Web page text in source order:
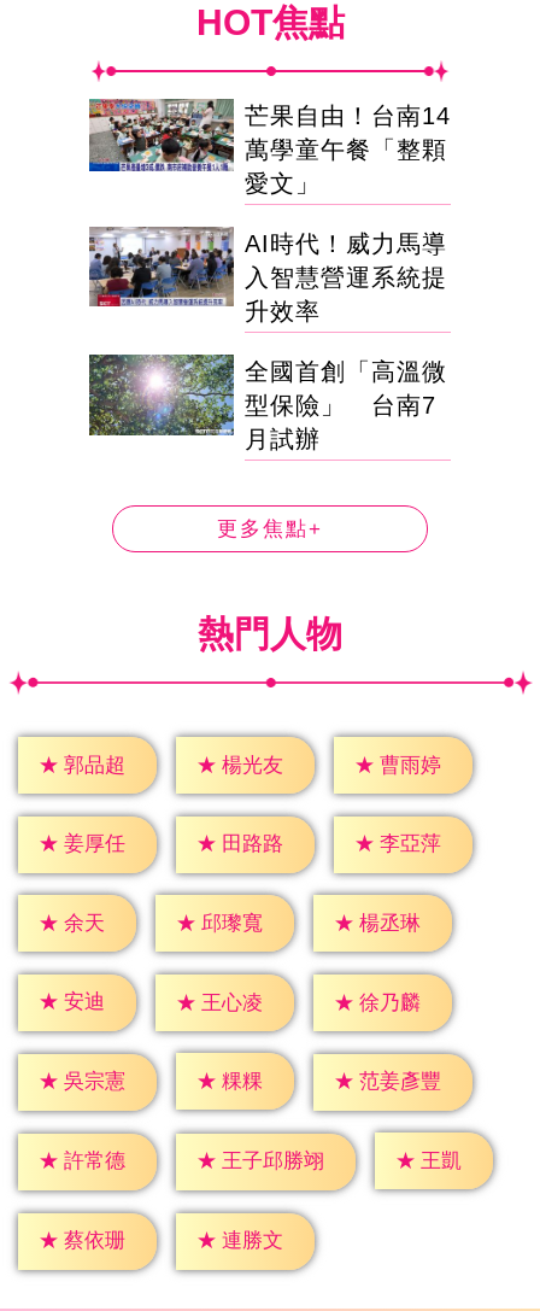
HOT焦點
芒果自由！台南14
萬學童午餐「整顆
愛文」
AI時代！威力馬導
入智慧營運系統提
升效率
全國首創「高溫微
型保險」 台南7
月試辦
更多焦點+
熱門人物
★ 郭品超 ★ 楊光友 ★ 曹雨婷
★ 姜厚任 ★ 田路路 ★ 李亞萍
★ 余天 ★ 邱瓈寬 ★ 楊丞琳
★ 安迪 ★ 王心凌 ★ 徐乃麟
★ 吳宗憲 ★ 粿粿 ★ 范姜彥豐
★ 許常德 ★ 王子邱勝翊 ★ 王凱
★ 蔡依珊 ★ 連勝文